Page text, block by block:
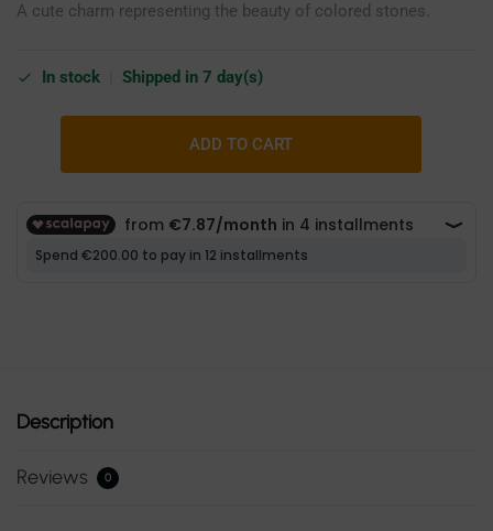
A cute charm representing the beauty of colored stones.
In stock Shipped in 7 day(s)
ADD TO CART
Description
Reviews 0